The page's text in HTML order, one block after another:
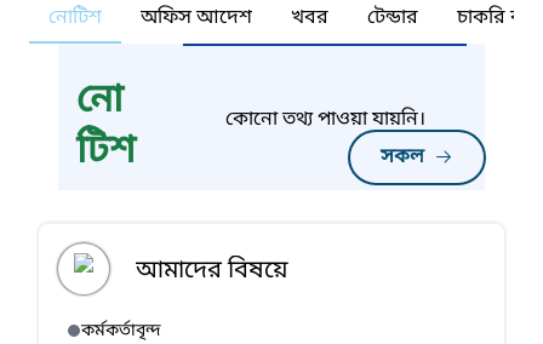
নোটিশ অফিস আদেশ খবর টেন্ডার চাকরি
নো
টিশ
সকল
কোনো তথ্য পাওয়া যায়নি।
আমাদের বিষয়ে
কর্মকর্তাবৃন্দ